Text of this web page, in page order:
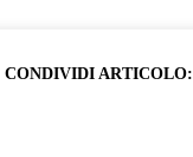
CONDIVIDI ARTICOLO: